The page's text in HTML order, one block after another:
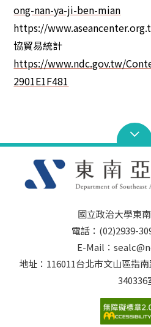
ong-nan-ya-ji-ben-mian
https://
協貿易統計
https://www.ndc.gov.tw/
2901E1F481
國立政治大學東
電話：(02)2939-
E-Mail：
地址：116011台北市文山區指
340336